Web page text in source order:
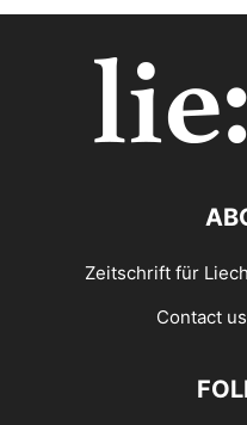
Zeitschrift für
Contact